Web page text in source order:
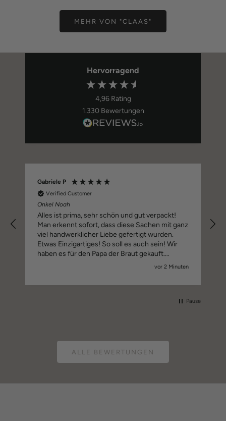
MEHR VON "CLAAS"
Hervorragend
4,96 Rating
1.330 Bewertungen
Gabriele P
Verified Customer
Onkel Noah
Alles ist prima, sehr schön und gut verpackt!
Man erkennt sofort, dass diese Sachen mit ganz
viel handwerklicher Liebe gefertigt wurden.
Etwas Einzigartiges! So soll es auch sein! Wir
haben es für den Papa der Braut gekauft.
Applaus und macht weiter so! Wir drücken euch
vor 2 Minuten
Pause
ALLE BEWERTUNGEN